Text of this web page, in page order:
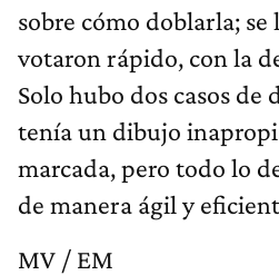
sobre cómo doblarla; se
votaron rápido, con la
Solo hubo dos casos de
tenía un dibujo
marcada, pero todo lo
de manera ágil y
MV / EM